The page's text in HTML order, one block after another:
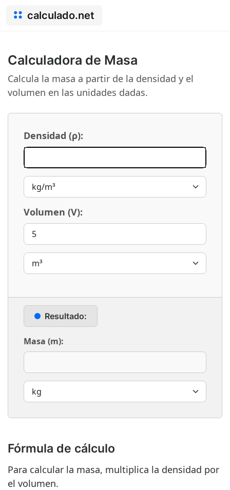
calculado.net
Calculadora de Masa
Calcula la masa a partir de la densidad y el
volumen en las unidades dadas.
Densidad (ρ):
Volumen (V):
Resultado:
Masa (m):
Fórmula de cálculo
Para calcular la masa, multiplica la densidad por
el volumen.